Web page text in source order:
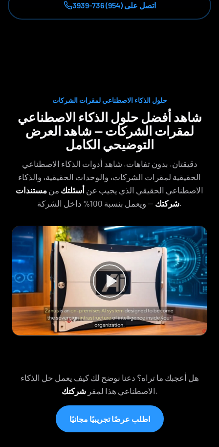
اتصل على (954) 736-3939
حلول الذكاء الاصطناعي لمقرات الشركات
شاهد أفضل حلول الذكاء الاصطناعي
لمقرات الشركات — شاهد العرض
التوضيحي الكامل
دقيقتان. بدون تفاهات. شاهد أدوات الذكاء الاصطناعي
الحقيقية لمقرات الشركات، والوحدات الحقيقية، والذكاء
الاصطناعي الحقيقي الذي يجيب عن أسئلتك من مستندات
شركتك— ويعمل بنسبة 100% داخل الشركة.
هل أعجبك ما تراه؟ دعنا نوضح لك كيف يعمل حل الذكاء
الاصطناعي هذا لمقرشركتك .
اطلب عرضًا تجريبيًا مجانيًا